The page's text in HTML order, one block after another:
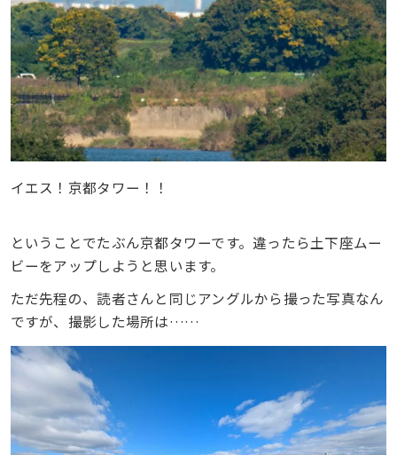
イエス！京都タワー！！
ということでたぶん京都タワーです。違ったら土下座ムー
ビーをアップしようと思います。
ただ先程の、読者さんと同じアングルから撮った写真なん
ですが、撮影した場所は……